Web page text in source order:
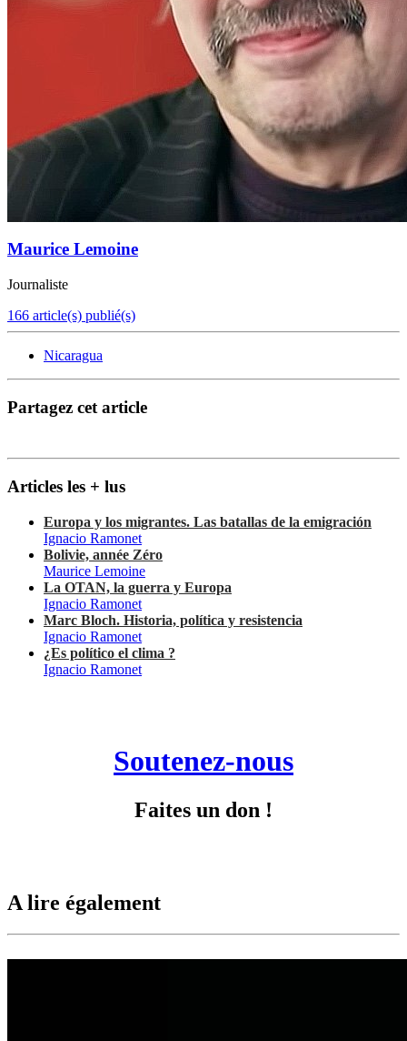
Maurice Lemoine
Journaliste
166 article(s) publié(s)
Nicaragua
Partagez cet article
Articles les + lus
Europa y los migrantes. Las batallas de la emigración
Ignacio Ramonet
Bolivie, année Zéro
Maurice Lemoine
La OTAN, la guerra y Europa
Ignacio Ramonet
Marc Bloch. Historia, política y resistencia
Ignacio Ramonet
¿Es político el clima ?
Ignacio Ramonet
Soutenez-nous
Faites un don !
A lire également